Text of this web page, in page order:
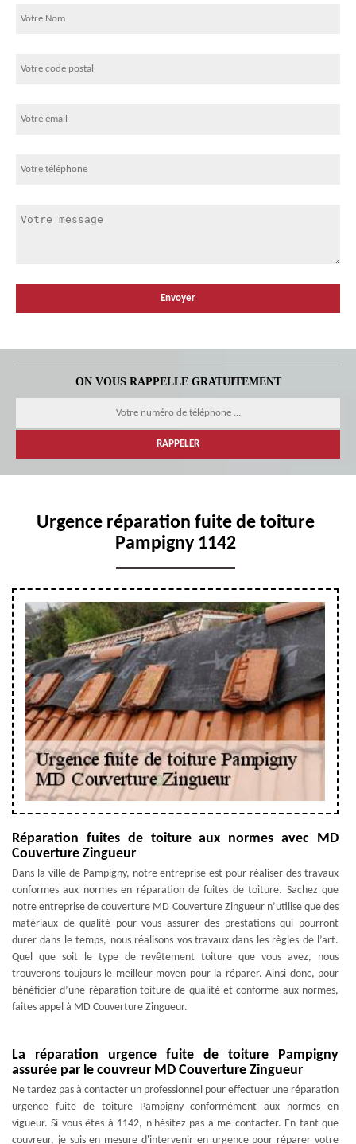
ON VOUS RAPPELLE GRATUITEMENT
Urgence réparation fuite de toiture
Pampigny 1142
Réparation fuites de toiture aux normes avec MD
Couverture Zingueur
Dans la ville de Pampigny, notre entreprise est pour réaliser des travaux
conformes aux normes en réparation de fuites de toiture. Sachez que
notre entreprise de couverture MD Couverture Zingueur n’utilise que des
matériaux de qualité pour vous assurer des prestations qui pourront
durer dans le temps, nous réalisons vos travaux dans les règles de l’art.
Quel que soit le type de revêtement toiture que vous avez, nous
trouverons toujours le meilleur moyen pour la réparer. Ainsi donc, pour
bénéficier d’une réparation toiture de qualité et conforme aux normes,
faites appel à MD Couverture Zingueur.
La réparation urgence fuite de toiture Pampigny
assurée par le couvreur MD Couverture Zingueur
Ne tardez pas à contacter un professionnel pour effectuer une réparation
urgence fuite de toiture Pampigny conformément aux normes en
vigueur. Si vous êtes à 1142, n'hésitez pas à me contacter. En tant que
couvreur, je suis en mesure d'intervenir en urgence pour réparer votre